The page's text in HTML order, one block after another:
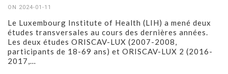
ON 2024-01-11
Le Luxembourg Institute of Health (LIH) a mené deux
études transversales au cours des dernières années.
Les deux études ORISCAV-LUX (2007-2008,
participants de 18-69 ans) et ORISCAV-LUX 2 (2016-
2017,…